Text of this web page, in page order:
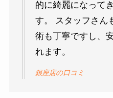
的に綺麗になって
す。 スタッフさん
術も丁寧ですし、
れます。
銀座店の口コミ